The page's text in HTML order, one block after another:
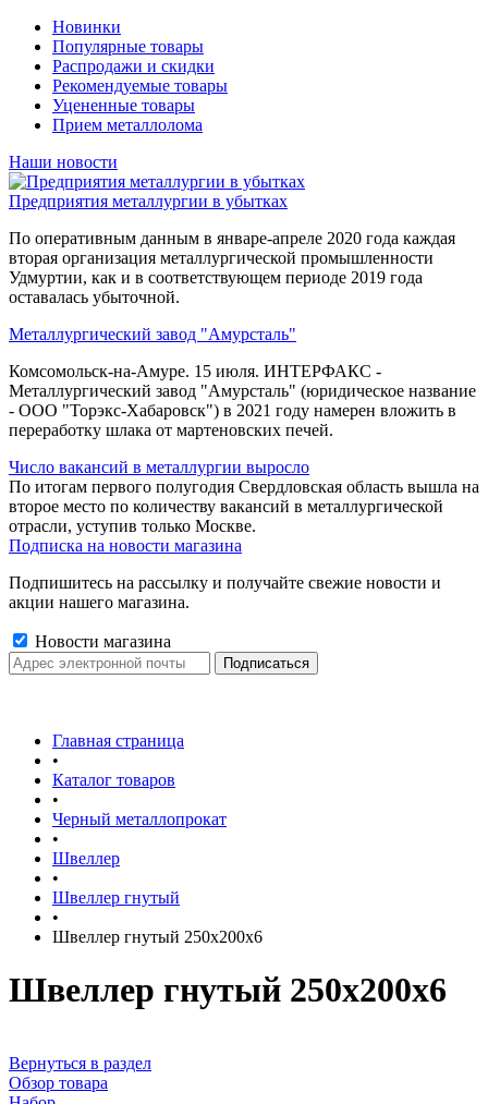
Новинки
Популярные товары
Распродажи и скидки
Рекомендуемые товары
Уцененные товары
Прием металлолома
Наши новости
Предприятия металлургии в убытках
По оперативным данным в январе-апреле 2020 года каждая
вторая организация металлургической промышленности
Удмуртии, как и в соответствующем периоде 2019 года
оставалась убыточной.
Металлургический завод "Амурсталь"
Комсомольск-на-Амуре. 15 июля. ИНТЕРФАКС -
Металлургический завод "Амурсталь" (юридическое название
- ООО "Торэкс-Хабаровск") в 2021 году намерен вложить в
переработку шлака от мартеновских печей.
Число вакансий в металлургии выросло
По итогам первого полугодия Свердловская область вышла на
второе место по количеству вакансий в металлургической
отрасли, уступив только Москве.
Подписка на новости магазина
Подпишитесь на рассылку и получайте свежие новости и
акции нашего магазина.
Новости магазина
Главная страница
•
Каталог товаров
•
Черный металлопрокат
•
Швеллер
•
Швеллер гнутый
•
Швеллер гнутый 250х200х6
Швеллер гнутый 250х200х6
Вернуться в раздел
Обзор товара